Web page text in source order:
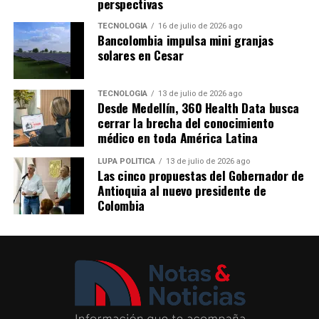
Me gusta esto:
referente de las celebraciones más importantes de los
antioqueños.
Comparte el artículo:
Me gusta esto:
tradicionales, con propuestas de joyería en filigrana,
mochilas wayuu, ruanas de Nobsa, sombreros aguadeños
y cerámica del Carmen de Viboral, entre otros oficios.
Del 6 al 17 de agosto, Plaza Cines, el pasillo Norte y
este año contará con México como país invitado, en un
encuentro que reunirá el patrimonio cultural de ambos
territorios y la presencia de artesanos de diferentes
TECNOLOGÍA 16 de julio de 2026 ago
Bancolombia impulsa mini granjas
solares en Cesar
TECNOLOGÍA 13 de julio de 2026 ago
Desde Medellín, 360 Health Data busca
cerrar la brecha del conocimiento
médico en toda América Latina
LUPA POLÍTICA 13 de julio de 2026 ago
Las cinco propuestas del Gobernador de
Antioquia al nuevo presidente de
Colombia